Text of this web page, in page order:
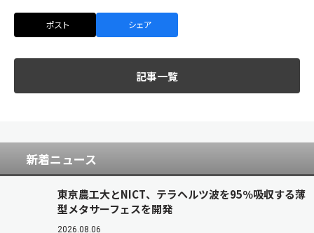
ポスト シェア
記事一覧
新着ニュース
東京農工大とNICT、テラヘルツ波を95％吸収する薄
型メタサーフェスを開発
2026.08.06